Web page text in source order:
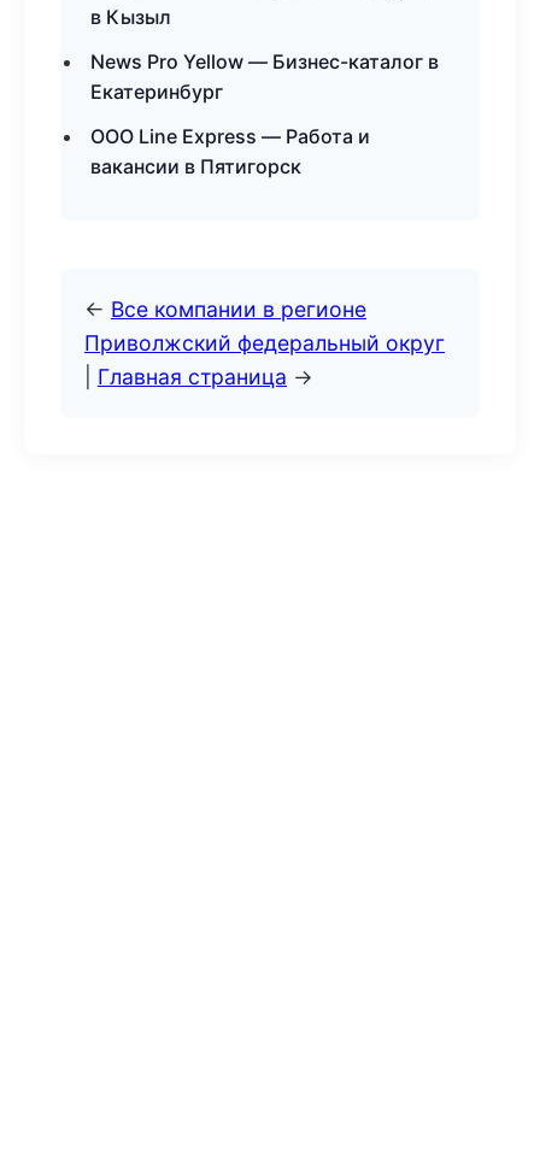
в Кызыл
News Pro Yellow — Бизнес-каталог в
Екатеринбург
ООО Line Express — Работа и
вакансии в Пятигорск
← Все компании в регионе
Приволжский федеральный округ
Главная страница →